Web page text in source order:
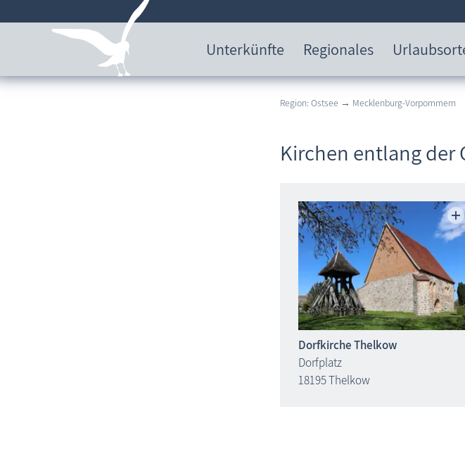
Unterkünfte Regionales
Region: Ostsee → Mecklenburg-Vorpommern
Kirchen entlang der
Dorfkirche Thelkow
Dorfplatz
18195 Thelkow